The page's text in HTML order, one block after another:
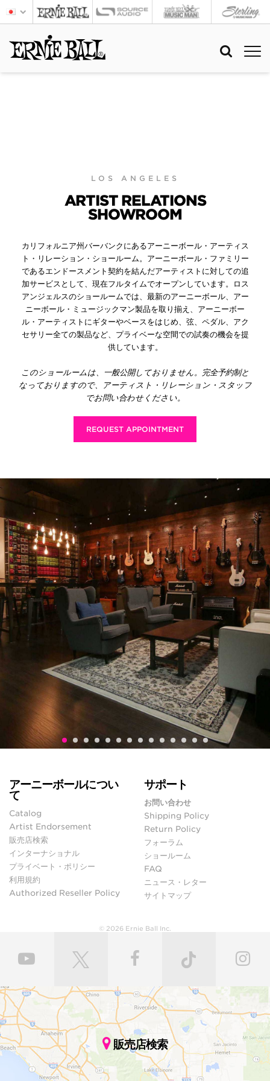
LOS ANGELES
ARTIST RELATIONS
SHOWROOM
カリフォルニア州バーバンクにあるアーニーボール・アーティス
ト・リレーション・ショールーム。アーニーボール・ファミリー
であるエンドースメント契約を結んだアーティストに対しての追
加サービスとして、現在フルタイムでオープンしています。ロス
アンジェルスのショールームでは、最新のアーニーボール、アー
ニーボール・ミュージックマン製品を取り揃え、アーニーボー
ル・アーティストにギターやベースをはじめ、弦、ペダル、アク
セサリー全ての製品など、プライベーな空間での試奏の機会を提
供しています。
このショールームは、一般公開しておりません。完全予約制と
なっておりますので、アーティスト・リレーション・スタッフ
でお問い合わせください。
REQUEST APPOINTMENT
アーニーボールについ
て
Catalog
Artist Endorsement
販売店検索
インターナショナル
プライベート・ポリシー
利用規約
Authorized Reseller Policy
サポート
お問い合わせ
Shipping Policy
Return Policy
フォーラム
ショールーム
FAQ
ニュース・レター
サイトマップ
© 2026 Ernie Ball Inc.
販売店検索